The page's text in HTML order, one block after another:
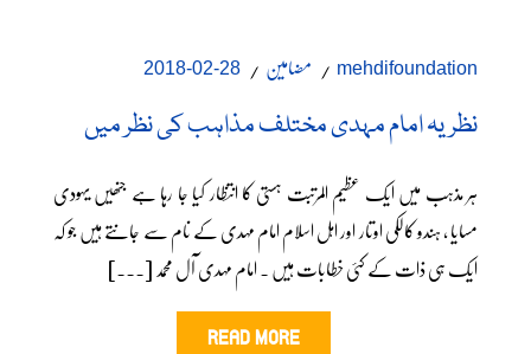
mehdifoundation مضامین 28-02-2018
نظریہ امام مہدی مختلف مذاہب کی نظر میں
ہر مذہب میں ایک عظیم المرتبت ہستی کا انتظار کیا جا رہا ہے جنھیں یہودی
مسایا ، ہندو کالکی اوتار اور اہل اسلام امام مہدی کے نام سے جانتے ہیں جو کہ
ایک ہی ذات کے کئی خطابات ہیں ۔ امام مہدی آل محمد [...]
READ MORE